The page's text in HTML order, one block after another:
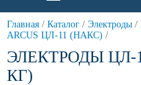
Главная / Каталог / Электроды /
ARCUS ЦЛ-11 (НАКС) /
ЭЛЕКТРОДЫ ЦЛ-
КГ)